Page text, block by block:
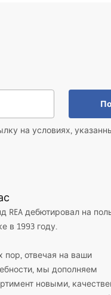
на условиях,
REA дебютировал на
в 1993 году.
пор, отвечая на ваши
мы дополняем
новыми,